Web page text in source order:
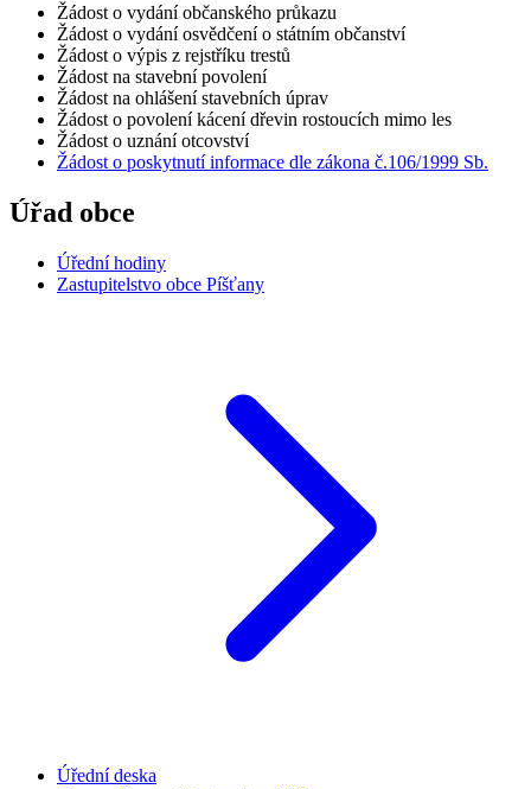
Žádost o vydání občanského průkazu
Žádost o vydání osvědčení o státním občanství
Žádost o výpis z rejstříku trestů
Žádost na stavební povolení
Žádost na ohlášení stavebních úprav
Žádost o povolení kácení dřevin rostoucích mimo les
Žádost o uznání otcovství
Žádost o poskytnutí informace dle zákona č.106/1999 Sb.
Úřad obce
Úřední hodiny
Zastupitelstvo obce Píšťany
Úřední deska